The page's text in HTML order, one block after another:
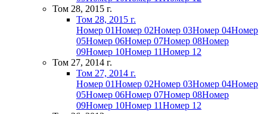
Том 28, 2015 г.
Том 28, 2015 г.
Номер 01Номер 02Номер 03Номер 04Номер
05Номер 06Номер 07Номер 08Номер
09Номер 10Номер 11Номер 12
Том 27, 2014 г.
Том 27, 2014 г.
Номер 01Номер 02Номер 03Номер 04Номер
05Номер 06Номер 07Номер 08Номер
09Номер 10Номер 11Номер 12